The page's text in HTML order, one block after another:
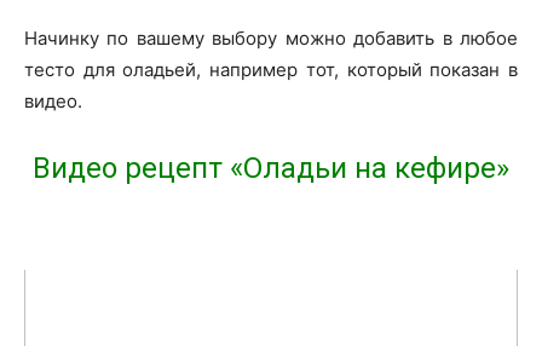
Начинку по вашему выбору можно добавить в любое
тесто для оладьей, например тот, который показан в
видео.
Видео рецепт «Оладьи на кефире»